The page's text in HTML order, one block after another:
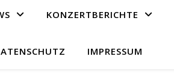
KONZERTBERICHTE
IMPRESSUM